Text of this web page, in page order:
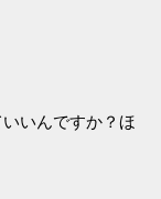
いんですか？ほ